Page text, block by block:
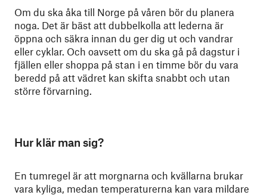
Om du ska åka till Norge på våren bör du planera
noga. Det är bäst att dubbelkolla att lederna är
öppna och säkra innan du ger dig ut och vandrar
eller cyklar. Och oavsett om du ska gå på dagstur i
fjällen eller shoppa på stan i en timme bör du vara
beredd på att vädret kan skifta snabbt och utan
större förvarning.
Hur klär man sig?
En tumregel är att morgnarna och kvällarna brukar
vara kyliga, medan temperaturerna kan vara mildare